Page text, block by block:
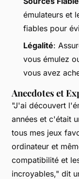
émulateurs et
fiables pour
Légalité:
vous émulez
vous avez
Anecdotes et
"J'ai découvert
années et c'était
tous mes jeux
ordinateur et
compatibilité et
incroyables," dit